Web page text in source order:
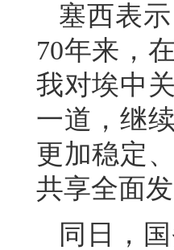
塞西表
70年来，
我对埃中
一道，继
更加稳定
共享全面
同日，